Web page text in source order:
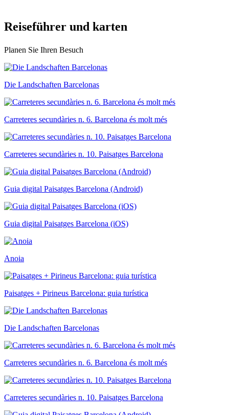
Reiseführer und karten
Planen Sie Ihren Besuch
Die Landschaften Barcelonas
Carreteres secundàries n. 6. Barcelona és molt més
Carreteres secundàries n. 10. Paisatges Barcelona
Guia digital Paisatges Barcelona (Android)
Guia digital Paisatges Barcelona (iOS)
Anoia
Paisatges + Pirineus Barcelona: guia turística
Die Landschaften Barcelonas
Carreteres secundàries n. 6. Barcelona és molt més
Carreteres secundàries n. 10. Paisatges Barcelona